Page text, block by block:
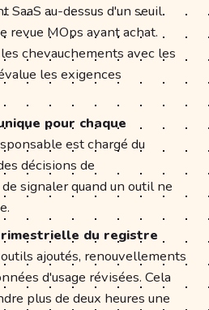
SaaS au-dessus d'un seuil
revue MOps avant achat.
chevauchements avec les
les exigences
pour chaque
est chargé du
décisions de
signaler quand un outil ne
du registre
ajoutés, renouvellements
d'usage révisées. Cela
plus de deux heures une